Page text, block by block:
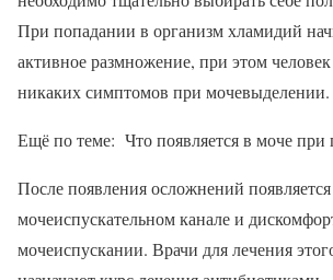
При попадании в организм хламидий
активное размножение, при этом
никаких симптомов при мочевыделении.
Ещё по теме: Что появляется в моче при
После появления осложнений появляется
мочеиспускательном канале и
мочеиспускании. Врачи для лечения